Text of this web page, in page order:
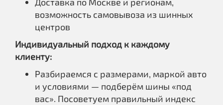
Доставка по Москве и регионам,
возможность самовывоза из шинных
центров
Индивидуальный подход к каждому
клиенту:
Разбираемся с размерами, маркой авто
и условиями — подберём шины «под
вас». Посоветуем правильный индекс